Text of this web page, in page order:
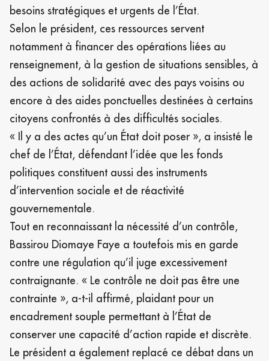
besoins stratégiques et urgents de l’État.
Selon le président, ces ressources servent
notamment à financer des opérations liées au
renseignement, à la gestion de situations sensibles, à
des actions de solidarité avec des pays voisins ou
encore à des aides ponctuelles destinées à certains
citoyens confrontés à des difficultés sociales.
« Il y a des actes qu’un État doit poser », a insisté le
chef de l’État, défendant l’idée que les fonds
politiques constituent aussi des instruments
d’intervention sociale et de réactivité
gouvernementale.
Tout en reconnaissant la nécessité d’un contrôle,
Bassirou Diomaye Faye a toutefois mis en garde
contre une régulation qu’il juge excessivement
contraignante. « Le contrôle ne doit pas être une
contrainte », a-t-il affirmé, plaidant pour un
encadrement souple permettant à l’État de
conserver une capacité d’action rapide et discrète.
Le président a également replacé ce débat dans un